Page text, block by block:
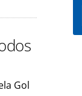
Gol